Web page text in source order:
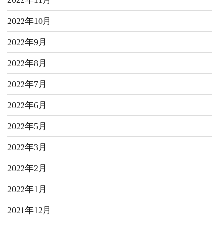
2022年10月
2022年9月
2022年8月
2022年7月
2022年6月
2022年5月
2022年3月
2022年2月
2022年1月
2021年12月